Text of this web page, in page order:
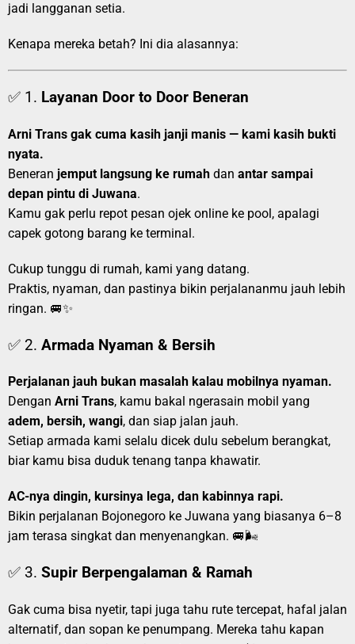
jadi langganan setia.
Kenapa mereka betah? Ini dia alasannya:
✅ 1. Layanan Door to Door Beneran
Arni Trans gak cuma kasih janji manis — kami kasih bukti
nyata.
Beneran jemput langsung ke rumah dan antar sampai
depan pintu di Juwana.
Kamu gak perlu repot pesan ojek online ke pool, apalagi
capek gotong barang ke terminal.
Cukup tunggu di rumah, kami yang datang.
Praktis, nyaman, dan pastinya bikin perjalananmu jauh lebih
ringan. 🚐✨
✅ 2. Armada Nyaman & Bersih
Perjalanan jauh bukan masalah kalau mobilnya nyaman.
Dengan Arni Trans, kamu bakal ngerasain mobil yang
adem, bersih, wangi, dan siap jalan jauh.
Setiap armada kami selalu dicek dulu sebelum berangkat,
biar kamu bisa duduk tenang tanpa khawatir.
AC-nya dingin, kursinya lega, dan kabinnya rapi.
Bikin perjalanan Bojonegoro ke Juwana yang biasanya 6–8
jam terasa singkat dan menyenangkan. 🚐🌬️
✅ 3. Supir Berpengalaman & Ramah
Gak cuma bisa nyetir, tapi juga tahu rute tercepat, hafal jalan
alternatif, dan sopan ke penumpang. Mereka tahu kapan